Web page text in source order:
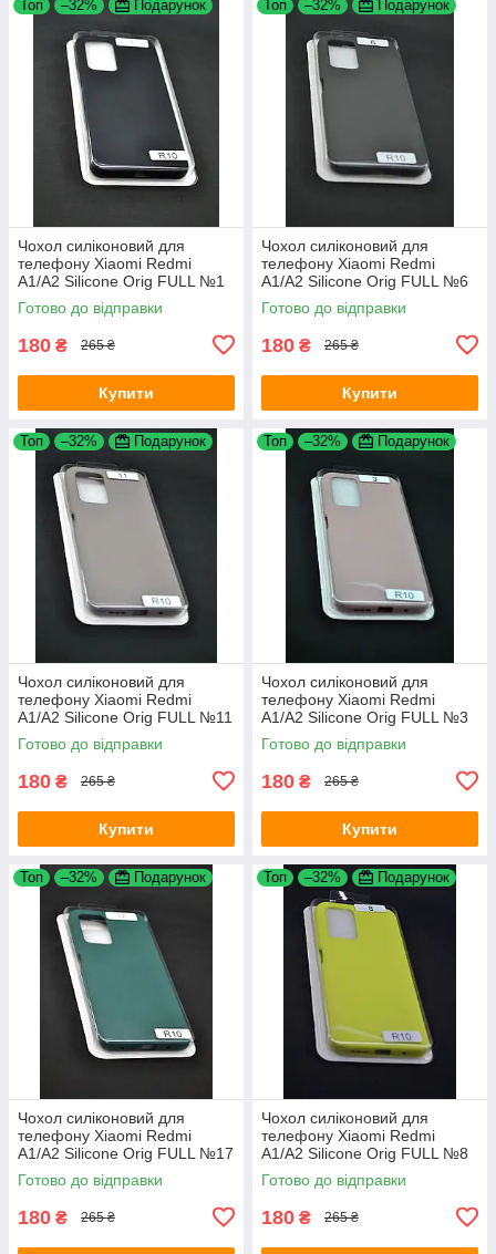
Топ –32% Подарунок
Чохол силіконовий для
телефону Xiaomi Redmi
A1/A2 Silicone Orig FULL №1
black (4uou)
Готово до відправки
180 ₴ 265 ₴
Купити
Топ –32% Подарунок
Чохол силіконовий для
телефону Xiaomi Redmi
A1/A2 Silicone Orig FULL №6
cocoa 4you
Готово до відправки
180 ₴ 265 ₴
Купити
Топ –32% Подарунок
Чохол силіконовий для
телефону Xiaomi Redmi
A1/A2 Silicone Orig FULL №11
Dark Olive 4you
Готово до відправки
180 ₴ 265 ₴
Купити
Топ –32% Подарунок
Чохол силіконовий для
телефону Xiaomi Redmi
A1/A2 Silicone Orig FULL №3
Pink sand 4you
Готово до відправки
180 ₴ 265 ₴
Купити
Топ –32% Подарунок
Чохол силіконовий для
телефону Xiaomi Redmi
A1/A2 Silicone Orig FULL №17
Dark green 4you
Готово до відправки
180 ₴ 265 ₴
Топ –32% Подарунок
Чохол силіконовий для
телефону Xiaomi Redmi
A1/A2 Silicone Orig FULL №8
Yellow 4you
Готово до відправки
180 ₴ 265 ₴